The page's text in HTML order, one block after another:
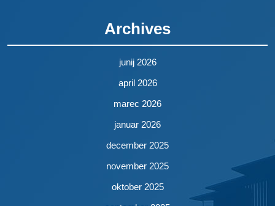
Archives
junij 2026
april 2026
marec 2026
januar 2026
december 2025
november 2025
oktober 2025